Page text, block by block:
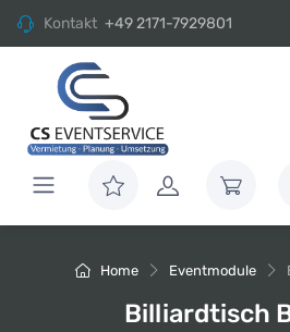
Kontakt +49 2171-7929801
Home Eventmodule
Billiardtisch